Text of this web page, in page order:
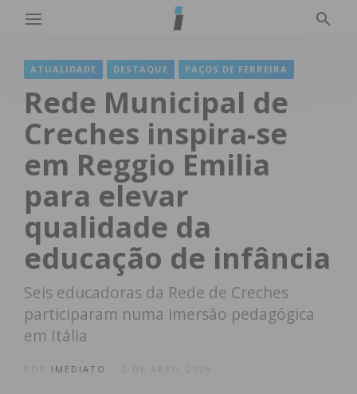
ATUALIDADE DESTAQUE PAÇOS DE FERREIRA
Rede Municipal de
Creches inspira-se
em Reggio Emilia
para elevar
qualidade da
educação de infância
Seis educadoras da Rede de Creches
participaram numa imersão pedagógica
em Itália
IMEDIATO 2 DE ABRIL 2026